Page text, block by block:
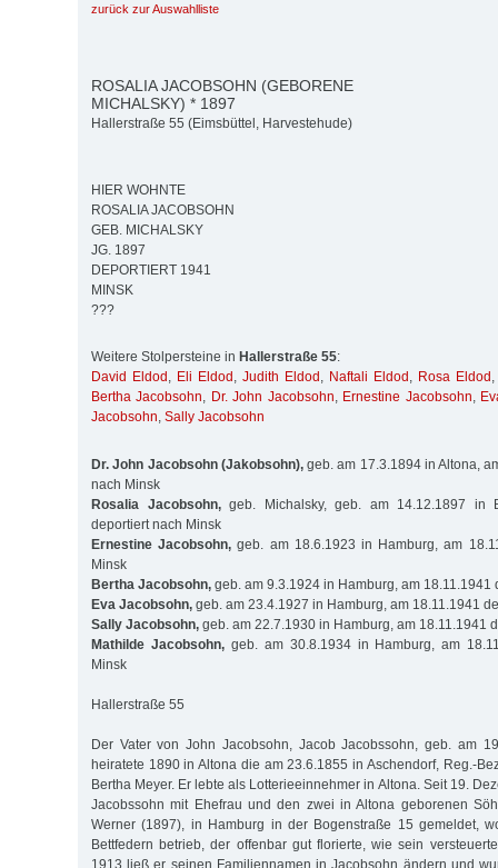
zurück zur Auswahlliste
ROSALIA JACOBSOHN (GEBORENE
MICHALSKY) * 1897
Hallerstraße 55 (Eimsbüttel, Harvestehude)
HIER WOHNTE
ROSALIA JACOBSOHN
GEB. MICHALSKY
JG. 1897
DEPORTIERT 1941
MINSK
???
Weitere Stolpersteine in Hallerstraße 55:
David Eldod , Eli Eldod , Judith Eldod , Naftali Eldod , Rosa Eldod
Bertha Jacobsohn, Dr. John Jacobsohn, Ernestine Jacobsohn,
Jacobsohn, Sally Jacobsohn
Dr. John Jacobsohn (Jakobsohn),geb. am 17.3.1894 in Altona,
nach Minsk
Rosalia Jacobsohn,geb. Michalsky, geb. am 14.12.1897 in
deportiert nach Minsk
Ernestine Jacobsohn, geb. am 18.6.1923 in Hamburg, am
Minsk
Bertha Jacobsohn, geb. am 9.3.1924 in Hamburg, am 18.11.1941
Eva Jacobsohn, geb. am 23.4.1927 in Hamburg, am 18.11.1941
Sally Jacobsohn, geb. am 22.7.1930 in Hamburg, am 18.11.1941
Mathilde Jacobsohn,geb. am 30.8.1934 in Hamburg, am
Minsk
Hallerstraße 55
Der Vater von John Jacobsohn, Jacob Jacobssohn, geb. am
heiratete 1890 in Altona die am 23.6.1855 in Aschendorf, Reg.-
Bertha Meyer. Er lebte als Lotterieeinnehmer in Altona. Seit 19.
Jacobssohn mit Ehefrau und den zwei in Altona geborenen
Werner (1897), in Hamburg in der Bogenstraße 15 gemeldet,
Bettfedern betrieb, der offenbar gut florierte, wie sein
1913 ließ er seinen Familiennamen in Jacobsohn ändern und